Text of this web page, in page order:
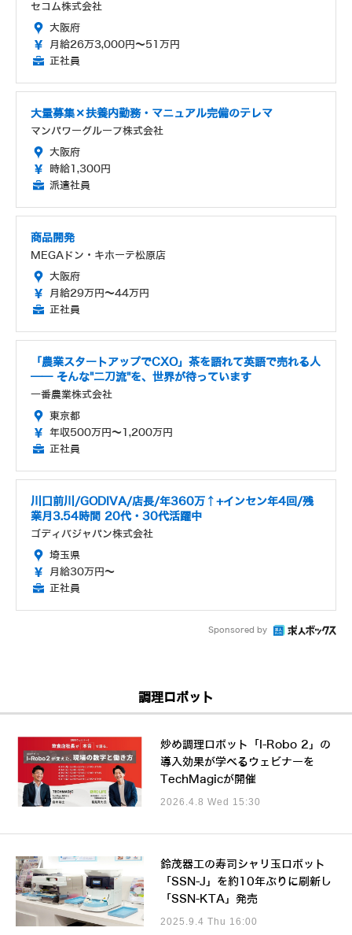
セコム株式会社
大阪府
月給26万3,000円～51万円
正社員
大量募集×扶養内勤務・マニュアル完備のテレマ
マンパワーグループ株式会社
大阪府
時給1,300円
派遣社員
商品開発
MEGAドン・キホーテ松原店
大阪府
月給29万円～44万円
正社員
「農業スタートアップでCXO」茶を語れて英語で売れる人
── そんな"二刀流"を、世界が待っています
一番農業株式会社
東京都
年収500万円～1,200万円
正社員
川口前川/GODIVA/店長/年360万↑+インセン年4回/残
業月3.54時間 20代・30代活躍中
ゴディバジャパン株式会社
埼玉県
月給30万円～
正社員
Sponsored by
調理ロボット
炒め調理ロボット「I-Robo 2」の
導入効果が学べるウェビナーを
TechMagicが開催
2026.4.8 Wed 15:30
鈴茂器工の寿司シャリ玉ロボット
「SSN-J」を約10年ぶりに刷新し
「SSN-KTA」発売
2025.9.4 Thu 16:00